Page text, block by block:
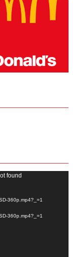
found
360p.mp4?_=1
360p.mp4?_=1